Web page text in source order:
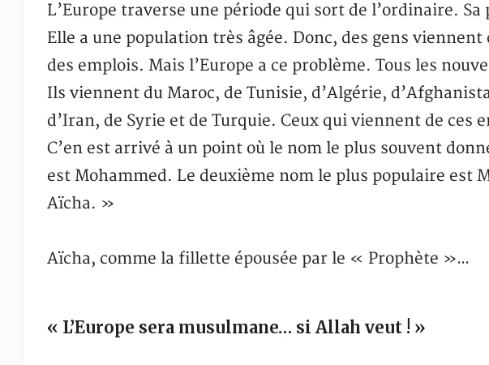
L’Europe traverse une période qui sort de l’ordinaire.
Elle a une population très âgée. Donc, des gens
des emplois. Mais l’Europe a ce problème. Tous les
Ils viennent du Maroc, de Tunisie, d’Algérie,
d’Iran, de Syrie et de Turquie. Ceux qui viennent de ces
C’en est arrivé à un point où le nom le plus souvent
est Mohammed. Le deuxième nom le plus populaire est
Aïcha. »
Aïcha, comme la fillette épousée par le « Prophète »…
« L’Europe sera musulmane… si Allah veut ! »